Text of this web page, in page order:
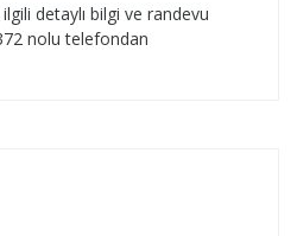
detaylı bilgi ve randevu
nolu telefondan